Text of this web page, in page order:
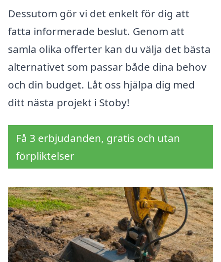
Dessutom gör vi det enkelt för dig att
fatta informerade beslut. Genom att
samla olika offerter kan du välja det bästa
alternativet som passar både dina behov
och din budget. Låt oss hjälpa dig med
ditt nästa projekt i Stoby!
Få 3 erbjudanden, gratis och utan
förpliktelser